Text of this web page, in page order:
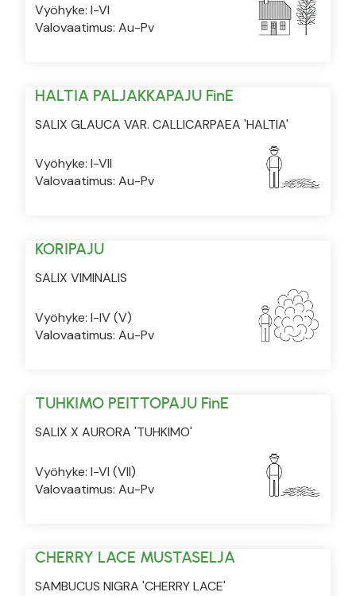
Vyöhyke: I-VI
Valovaatimus: Au-Pv
HALTIA PALJAKKAPAJU FinE
SALIX GLAUCA VAR. CALLICARPAEA 'HALTIA'
Vyöhyke: I-VII
Valovaatimus: Au-Pv
KORIPAJU
SALIX VIMINALIS
Vyöhyke: I-IV (V)
Valovaatimus: Au-Pv
TUHKIMO PEITTOPAJU FinE
SALIX X AURORA 'TUHKIMO'
Vyöhyke: I-VI (VII)
Valovaatimus: Au-Pv
CHERRY LACE MUSTASELJA
SAMBUCUS NIGRA 'CHERRY LACE'